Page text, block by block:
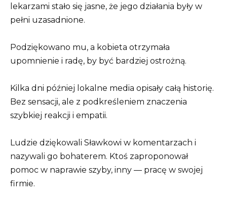
lekarzami stało się jasne, że jego działania były w
pełni uzasadnione.
Podziękowano mu, a kobieta otrzymała
upomnienie i radę, by być bardziej ostrożną.
Kilka dni później lokalne media opisały całą historię.
Bez sensacji, ale z podkreśleniem znaczenia
szybkiej reakcji i empatii.
Ludzie dziękowali Sławkowi w komentarzach i
nazywali go bohaterem. Ktoś zaproponował
pomoc w naprawie szyby, inny — pracę w swojej
firmie.